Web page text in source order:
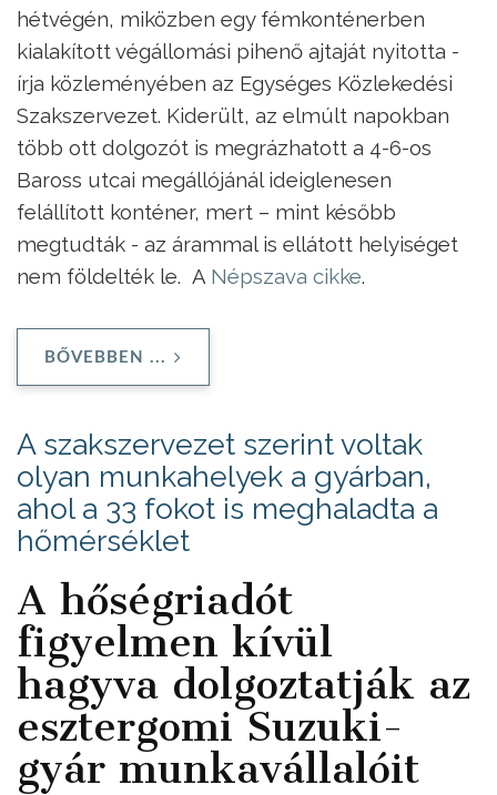
hétvégén, miközben egy fémkonténerben
kialakított végállomási pihenő ajtaját nyitotta -
írja közleményében az Egységes Közlekedési
Szakszervezet. Kiderült, az elmúlt napokban
több ott dolgozót is megrázhatott a 4-6-os
Baross utcai megállójánál ideiglenesen
felállított konténer, mert – mint később
megtudták - az árammal is ellátott helyiséget
nem földelték le. A Népszava cikke.
BŐVEBBEN ...
A szakszervezet szerint voltak
olyan munkahelyek a gyárban,
ahol a 33 fokot is meghaladta a
hőmérséklet
A hőségriadót
figyelmen kívül
hagyva dolgoztatják az
esztergomi Suzuki-
gyár munkavállalóit